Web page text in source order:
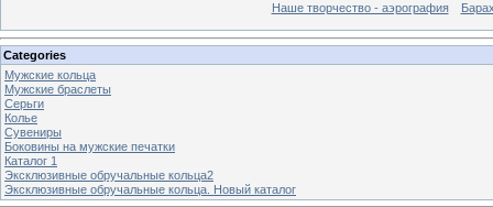
Наше творчество - аэрография
Categories
Мужские кольца
Мужские браслеты
Серьги
Колье
Сувениры
Боковины на мужские печатки
Каталог 1
Эксклюзивные обручальные кольца2
Эксклюзивные обручальные кольца. Новый каталог